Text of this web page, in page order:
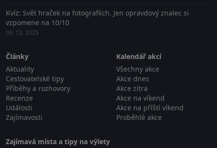
Kvíz: Svět hraček na fotografiích. Jen opravdový znalec si
vzpomene na 10/10
09. 12. 2025
Články
Aktuality
Cestovatelské tipy
Příběhy a rozhovory
Recenze
Události
Zajímavosti
Kalendář akcí
Všechny akce
Akce dnes
Akce zítra
Akce na víkend
Akce na příští víkend
Proběhlé akce
Zajímavá místa a tipy na výlety